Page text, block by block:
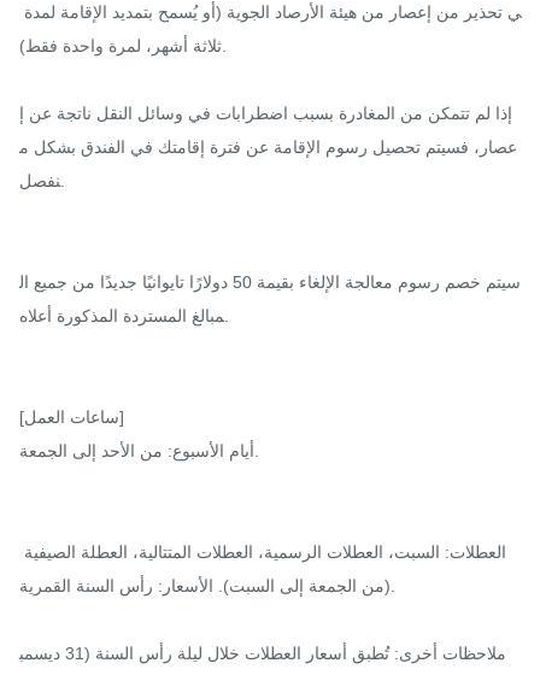
ثلاثة أشهر، لمرة واحدة فقط).
إذا لم تتمكن من المغادرة بسبب اضطرابات في وسائل النقل ناتجة عن إ
عصار، فسيتم تحصيل رسوم الإقامة عن فترة إقامتك في الفندق بشكل م
نفصل.
سيتم خصم رسوم معالجة الإلغاء بقيمة 50 دولارًا تايوانيًا جديدًا من جميع ال
مبالغ المستردة المذكورة أعلاه.
[ساعات العمل]
أيام الأسبوع: من الأحد إلى الجمعة.
(من الجمعة إلى السبت). الأسعار: رأس السنة القمرية.
ملاحظات أخرى: تُطبق أسعار العطلات خلال ليلة رأس السنة (31 ديسمب